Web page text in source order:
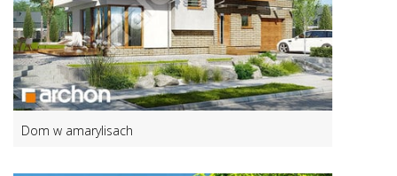
Dom w amarylisach